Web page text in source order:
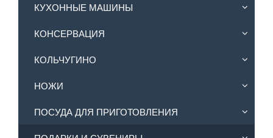
КУХОННЫЕ МАШИНЫ
КОНСЕРВАЦИЯ
КОЛЬЧУГИНО
НОЖИ
ПОСУДА ДЛЯ ПРИГОТОВЛЕНИЯ